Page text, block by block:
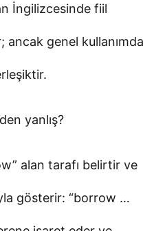
İngilizcesinde fiil
ancak genel kullanımda
yanlış?
alan tarafı belirtir ve
gösterir: “borrow …